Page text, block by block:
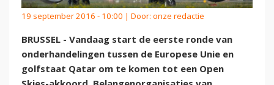
19 september 2016 - 10:00 | Door: onze redactie
BRUSSEL - Vandaag start de eerste ronde van
onderhandelingen tussen de Europese Unie en
golfstaat Qatar om te komen tot een Open